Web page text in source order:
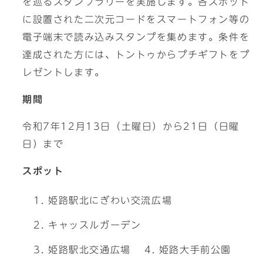
に設置された二次元コードをスマートフォン等の
電子端末で読み込みスタンプを集めます。条件を
達成された方には、トントゥからプチギフトをプ
レゼントします。
期間
令和7年12月13日（土曜日）から21日（日曜
日）まで
スポット
姫路駅北にぎわい交流広場
キャッスルガーデン
姫路駅北交通広場 姫路大手前公園